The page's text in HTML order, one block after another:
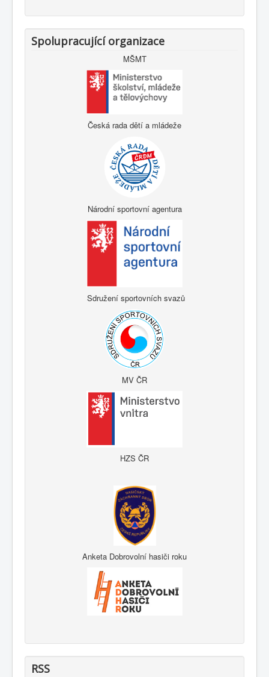
Spolupracující organizace
MŠMT
Česká rada dětí a mládeže
Národní sportovní agentura
Sdružení sportovních svazů
MV ČR
HZS ČR
Anketa Dobrovolní hasiči roku
RSS